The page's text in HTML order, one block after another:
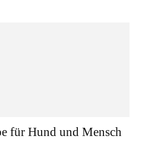
für Hund und Mensch